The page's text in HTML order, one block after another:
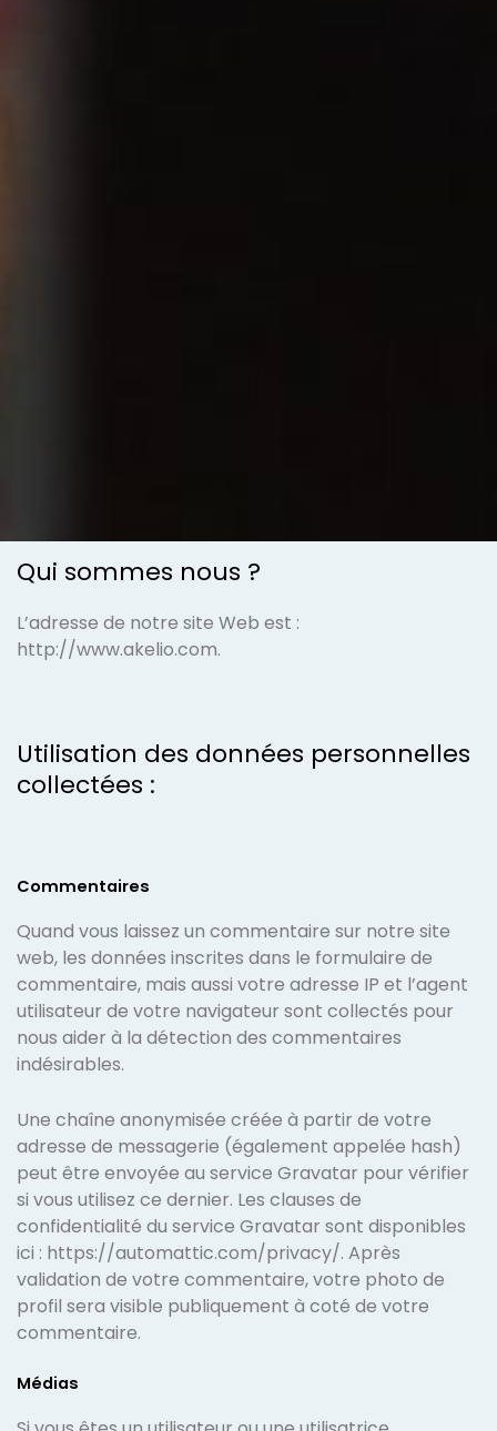
Qui sommes nous ?
L’adresse de notre site Web est :
http://www.akelio.com.
Utilisation des données personnelles
collectées :
Commentaires
Quand vous laissez un commentaire sur notre site
web, les données inscrites dans le formulaire de
commentaire, mais aussi votre adresse IP et l’agent
utilisateur de votre navigateur sont collectés pour
nous aider à la détection des commentaires
indésirables.
Une chaîne anonymisée créée à partir de votre
adresse de messagerie (également appelée hash)
peut être envoyée au service Gravatar pour vérifier
si vous utilisez ce dernier. Les clauses de
confidentialité du service Gravatar sont disponibles
ici : https://automattic.com/privacy/. Après
validation de votre commentaire, votre photo de
profil sera visible publiquement à coté de votre
commentaire.
Médias